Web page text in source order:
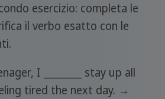
esercizio: completa le
il verbo esatto con le
I ________ stay up all
tired the next day. →